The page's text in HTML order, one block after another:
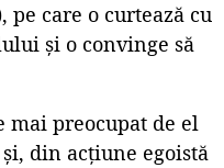
care o curtează cu
și o convinge să
mai preocupat de el
din acțiune egoistă